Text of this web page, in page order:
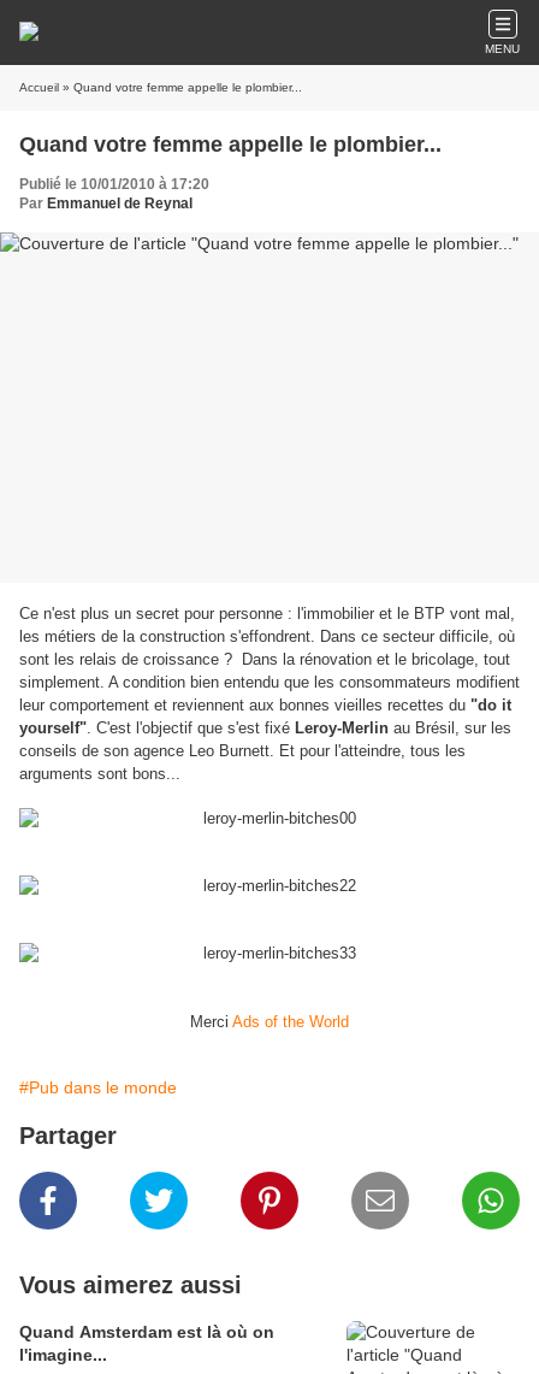
MENU
Accueil » Quand votre femme appelle le plombier...
Quand votre femme appelle le plombier...
Publié le 10/01/2010 à 17:20
Par Emmanuel de Reynal
Ce n'est plus un secret pour personne : l'immobilier et le BTP vont mal,
les métiers de la construction s'effondrent. Dans ce secteur difficile, où
sont les relais de croissance ? Dans la rénovation et le bricolage, tout
simplement. A condition bien entendu que les consommateurs modifient
leur comportement et reviennent aux bonnes vieilles recettes du "do it
yourself". C'est l'objectif que s'est fixé Leroy-Merlin au Brésil, sur les
conseils de son agence Leo Burnett. Et pour l'atteindre, tous les
arguments sont bons...
Merci Ads of the World
#Pub dans le monde
Partager
Vous aimerez aussi
Quand Amsterdam est là où on
l'imagine...